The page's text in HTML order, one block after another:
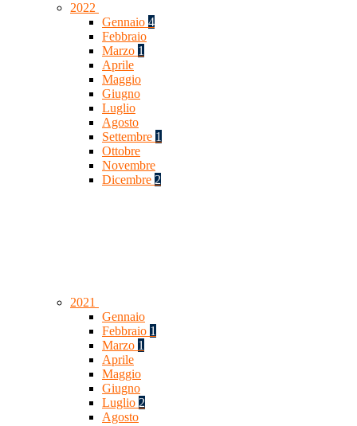
2022
Gennaio 4
Febbraio
Marzo 1
Aprile
Maggio
Giugno
Luglio
Agosto
Settembre 1
Ottobre
Novembre
Dicembre 2
2021
Gennaio
Febbraio 1
Marzo 1
Aprile
Maggio
Giugno
Luglio 2
Agosto